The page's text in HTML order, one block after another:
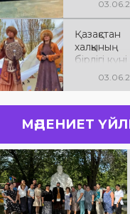
Қазақстан
халқының
бірлігі күні
МӘДЕНИЕТ